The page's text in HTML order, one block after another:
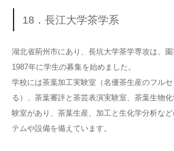
18．長江大学茶学系
湖北省荊州市にあり、長坑大学茶学専攻は、園
1987年に学生の募集を始めました。
学校には茶葉加工実験室（名優茶生産のフル
る）、茶葉審評と茶芸表演実験室、茶葉生物
験室があり、茶葉生産、加工と生化学分析な
テムや設備を備えています。